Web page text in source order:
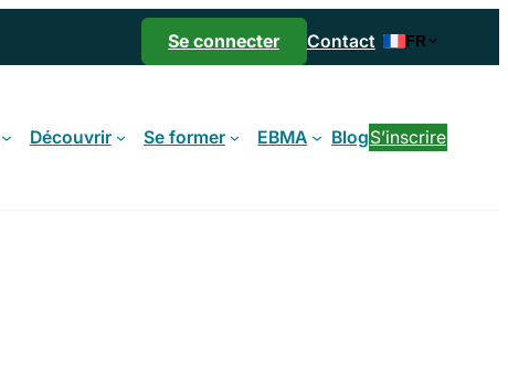
Se connecter Contact FR
Découvrir Se former EBMA BlogS’inscrire